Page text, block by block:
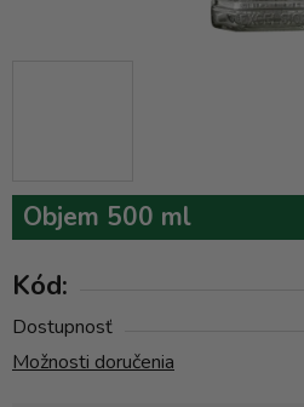
Objem 500 ml
Kód:
Dostupnosť
Možnosti doručenia